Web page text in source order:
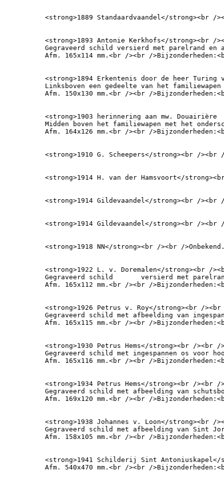
<strong>1889 Standaardvaandel</strong><br
<strong>1893 Antonie Kerkhofs</strong><br
Gegraveerd schild versierd met parelrand
Afm. 165x114 mm.<br /><br /
<strong>1894 Erkentenis door de heer
Linksboven een gedeelte van het
Afm. 150x130 mm.<br /><br /
<strong>1903 herinnering aan mw.
Midden boven het familiewapen met het
Afm. 164x126 mm.<br /><br /
<strong>1910 G. Scheepers</strong><br /
<strong>1914 H. van der Hamsvoort</
<strong>1914 Gildevaandel</strong><br /
<strong>1914 Gildevaandel</strong><br /
<strong>1918 NN</strong><br /><br /
<strong>1922 L. v. Doremalen</strong><br
Gegraveerd schild 	versierd met parelrand en afbeelding van twee klompenmakers.
Afm. 165x112 mm.<br /><br /
<strong>1926 Petrus v. Roy</strong><br /
Gegraveerd schild met afbeelding van
Afm. 165x115 mm.<br /><br /
<strong>1930 Petrus Hems</strong><br /
Gegraveerd schild met ingespannen os voor
Afm. 165x116 mm.<br /><br /
<strong>1934 Petrus Hems</strong><br /
Gegraveerd schild met afbeelding van
Afm. 169x120 mm.<br /><br /
<strong>1938 Johannes v. Loon</
Gegraveerd schild met afbeelding van Sint
Afm. 158x105 mm.<br /><br /
<strong>1941 Schilderij Sint
Afm. 540x470 mm.<br /><br /